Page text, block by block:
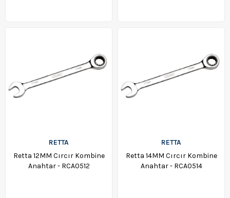
RETTA
Retta 12MM Cırcır Kombine
Anahtar - RCA0512
RETTA
Retta 14MM Cırcır Kombine
Anahtar - RCA0514